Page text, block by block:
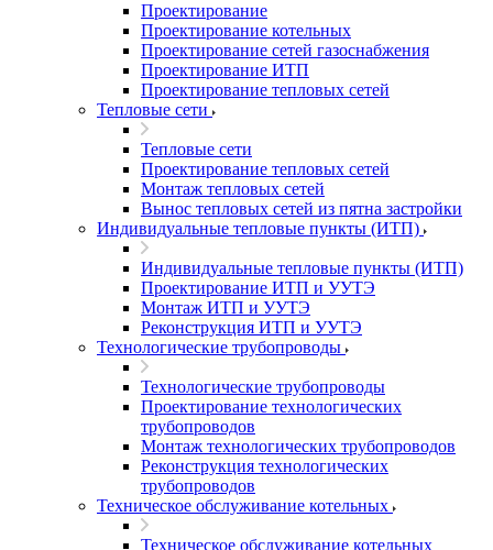
Проектирование
Проектирование котельных
Проектирование сетей газоснабжения
Проектирование ИТП
Проектирование тепловых сетей
Тепловые сети
Тепловые сети
Проектирование тепловых сетей
Монтаж тепловых сетей
Вынос тепловых сетей из пятна застройки
Индивидуальные тепловые пункты (ИТП)
Индивидуальные тепловые пункты (ИТП)
Проектирование ИТП и УУТЭ
Монтаж ИТП и УУТЭ
Реконструкция ИТП и УУТЭ
Технологические трубопроводы
Технологические трубопроводы
Проектирование технологических
трубопроводов
Монтаж технологических трубопроводов
Реконструкция технологических
трубопроводов
Техническое обслуживание котельных
Техническое обслуживание котельных